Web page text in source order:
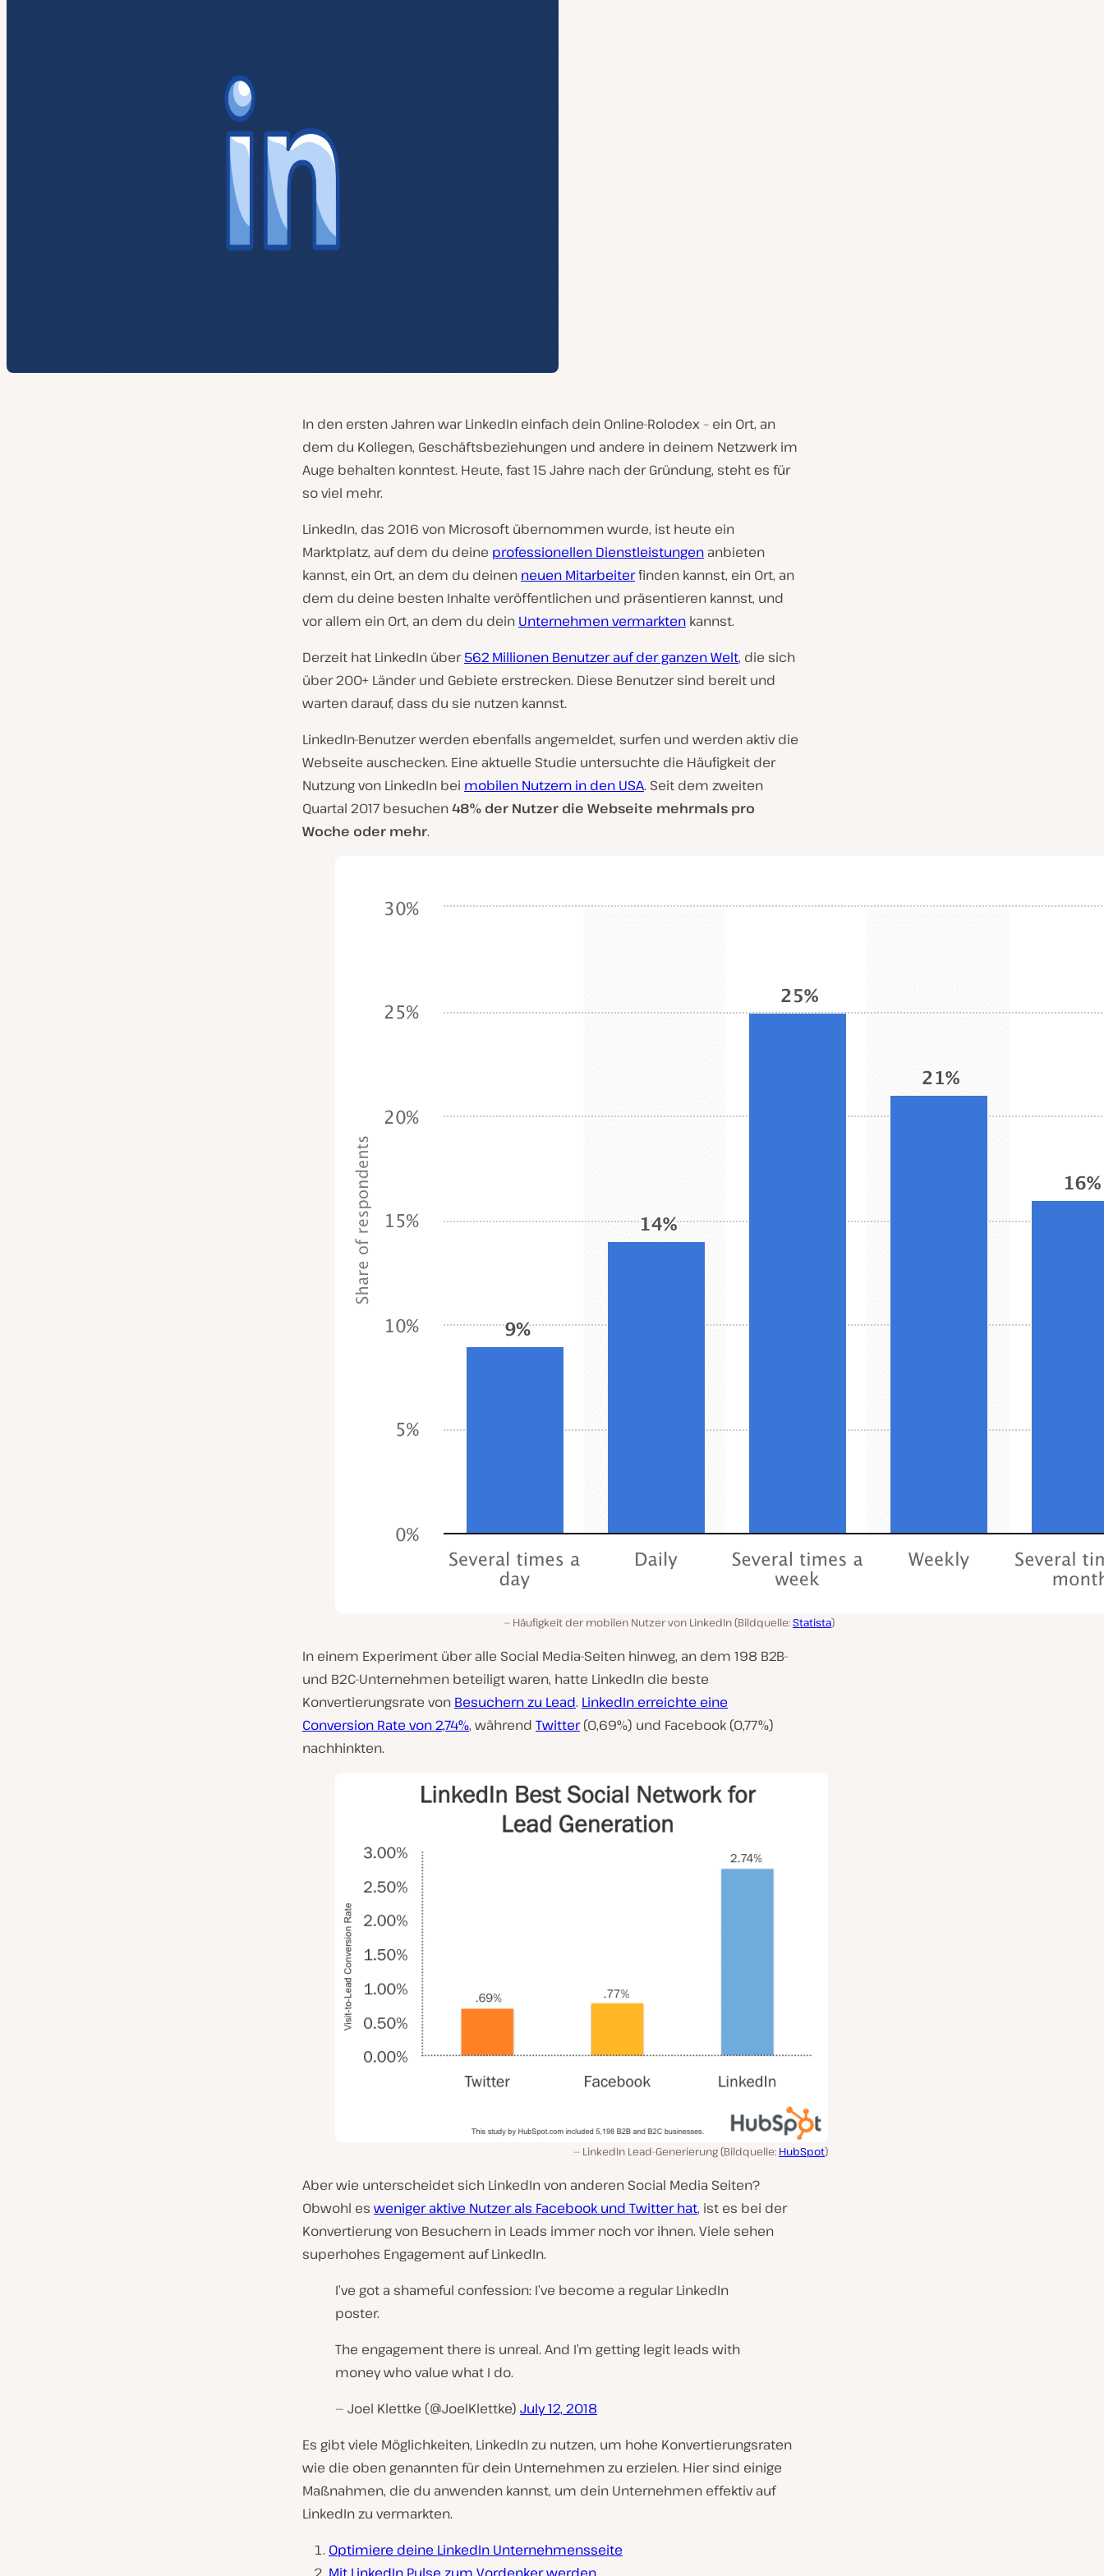
In den ersten Jahren war LinkedIn einfach dein Online-Rolodex – ein Ort, an
dem du Kollegen, Geschäftsbeziehungen und andere in deinem Netzwerk im
Auge behalten konntest. Heute, fast 15 Jahre nach der Gründung, steht es für
so viel mehr.
LinkedIn, das 2016 von Microsoft übernommen wurde, ist heute ein
Marktplatz, auf dem du deine professionellen Dienstleistungen anbieten
kannst, ein Ort, an dem du deinen neuen Mitarbeiterfinden kannst, ein Ort, an
dem du deine besten Inhalte veröffentlichen und präsentieren kannst, und
vor allem ein Ort, an dem du dein Unternehmen vermarkten kannst.
Derzeit hat LinkedIn über562 Millionen Benutzer auf der ganzen Welt, die sich
über 200+ Länder und Gebiete erstrecken. Diese Benutzer sind bereit und
warten darauf, dass du sie nutzen kannst.
LinkedIn-Benutzer werden ebenfalls angemeldet, surfen und werden aktiv die
Webseite auschecken. Eine aktuelle Studie untersuchte die Häufigkeit der
Nutzung von LinkedIn bei mobilen Nutzern in den USA. Seit dem zweiten
Quartal 2017 besuchen48% der Nutzer die Webseite mehrmals pro
Woche oder mehr.
Häufigkeit der mobilen Nutzer von LinkedIn (Bildquelle:Statista)
In einem Experiment über alle Social Media-Seiten hinweg, an dem 198 B2B-
und B2C-Unternehmen beteiligt waren, hatte LinkedIn die beste
Konvertierungsrate von Besuchern zu Lead. LinkedIn erreichte eine
Conversion Rate von 2,74%, während Twitter(0,69%) und Facebook (0,77%)
nachhinkten.
LinkedIn Lead-Generierung (Bildquelle: HubSpot)
Aber wie unterscheidet sich LinkedIn von anderen Social Media Seiten?
Obwohl es weniger aktive Nutzer als Facebook und Twitter hat, ist es bei der
Konvertierung von Besuchern in Leads immer noch vor ihnen. Viele sehen
superhohes Engagement auf LinkedIn.
I’ve got a shameful confession: I’ve become a regular LinkedIn
poster.
The engagement there is unreal. And I’m getting legit leads with
money who value what I do.
— Joel Klettke (@JoelKlettke) July 12, 2018
Es gibt viele Möglichkeiten, LinkedIn zu nutzen, um hohe Konvertierungsraten
wie die oben genannten für dein Unternehmen zu erzielen. Hier sind einige
Maßnahmen, die du anwenden kannst, um dein Unternehmen effektiv auf
LinkedIn zu vermarkten.
Optimiere deine LinkedIn Unternehmensseite